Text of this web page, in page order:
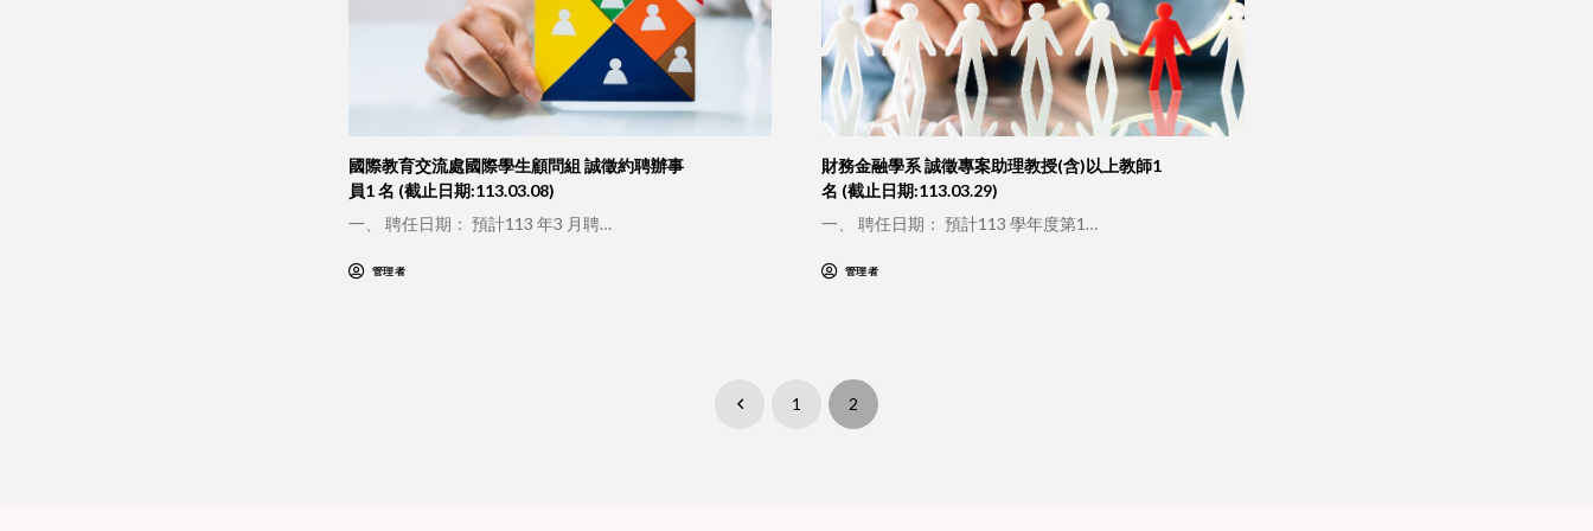
國際教育交流處國際學生顧問組 誠徵約聘辦事
員1 名 (截止日期:113.03.08)
一、 聘任日期： 預計113 年3 月聘…
管理者
財務金融學系 誠徵專案助理教授(含)以上教師1
名 (截止日期:113.03.29)
一、 聘任日期： 預計113 學年度第1…
管理者
Prev 1 2